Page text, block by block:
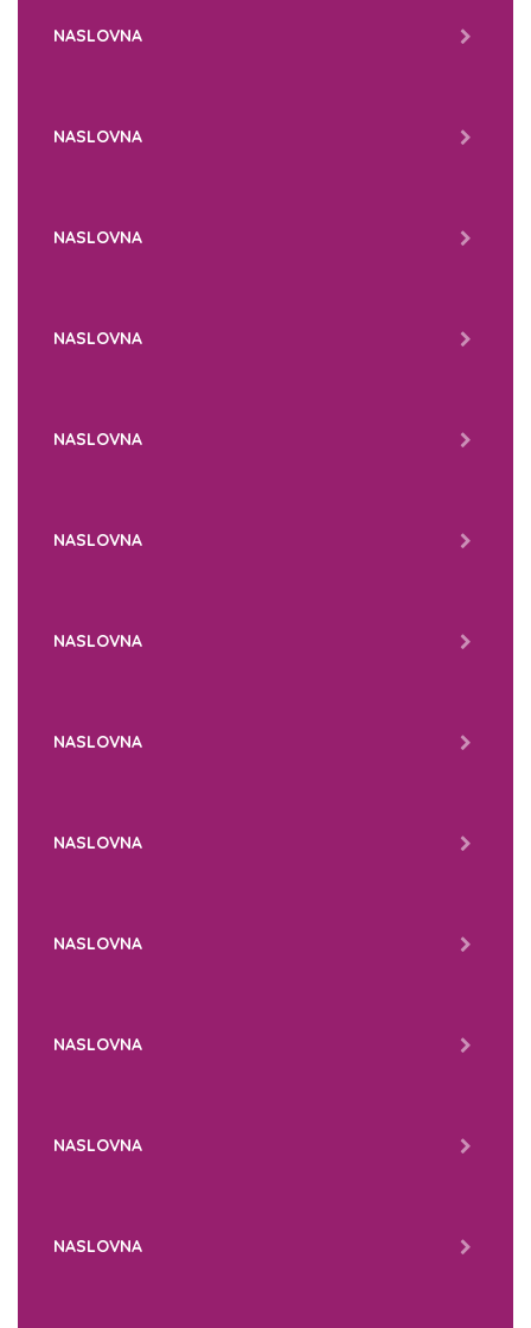
NASLOVNA
NASLOVNA
NASLOVNA
NASLOVNA
NASLOVNA
NASLOVNA
NASLOVNA
NASLOVNA
NASLOVNA
NASLOVNA
NASLOVNA
NASLOVNA
NASLOVNA